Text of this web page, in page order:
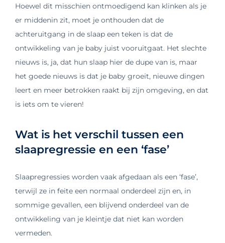
Hoewel dit misschien ontmoedigend kan klinken als je
er middenin zit, moet je onthouden dat de
achteruitgang in de slaap een teken is dat de
ontwikkeling van je baby juist vooruitgaat. Het slechte
nieuws is, ja, dat hun slaap hier de dupe van is, maar
het goede nieuws is dat je baby groeit, nieuwe dingen
leert en meer betrokken raakt bij zijn omgeving, en dat
is iets om te vieren!
Wat is het verschil tussen een
slaapregressie en een ‘fase’
Slaapregressies worden vaak afgedaan als een ‘fase’,
terwijl ze in feite een normaal onderdeel zijn en, in
sommige gevallen, een blijvend onderdeel van de
ontwikkeling van je kleintje dat niet kan worden
vermeden.